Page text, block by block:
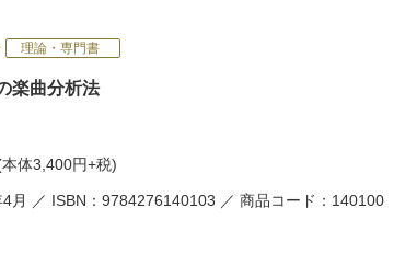
理論・専門書
楽曲分析法
本体3,400円+税)
月 ／ ISBN：9784276140103 ／ 商品コード：140100